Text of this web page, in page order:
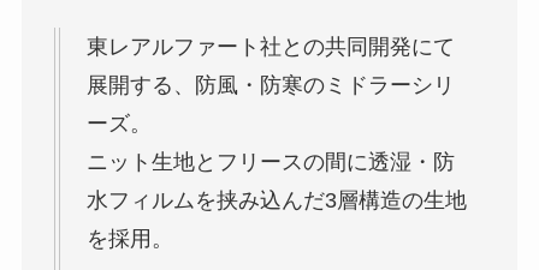
東レアルファート社との共同開発にて
展開する、防風・防寒のミドラーシリ
ーズ。
ニット生地とフリースの間に透湿・防
水フィルムを挟み込んだ3層構造の生地
を採用。